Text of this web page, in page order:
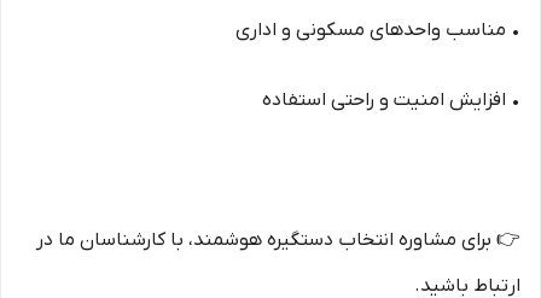
• مناسب واحدهای مسکونی و اداری
• افزایش امنیت و راحتی استفاده
👉 برای مشاوره انتخاب دستگیره هوشمند، با کارشناسان ما در
ارتباط باشید.